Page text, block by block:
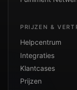
PRIJZEN &
Helpcentrum
Integraties
Klantcases
Prijzen